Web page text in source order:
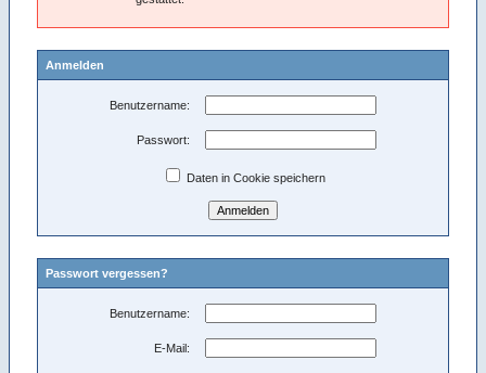
Anmelden
Benutzername:
Passwort:
Daten in Cookie speichern
Passwort vergessen?
Benutzername:
E-Mail: